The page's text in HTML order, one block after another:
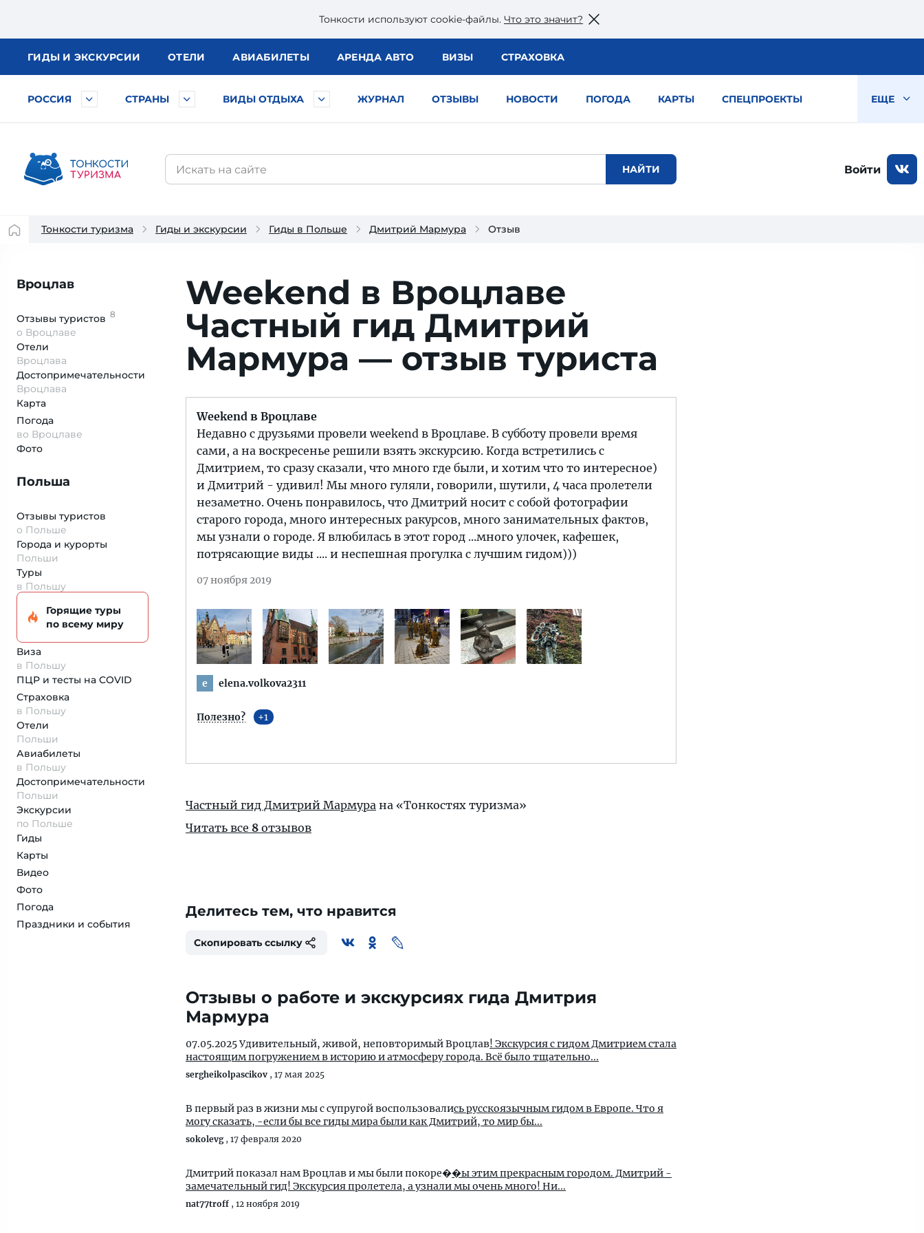
Тонкости используют сookie-файлы. Что это значит?
ГИДЫ И ЭКСКУРСИИ ОТЕЛИ АВИАБИЛЕТЫ АРЕНДА АВТО ВИЗЫ СТРАХОВКА
РОССИЯ СТРАНЫ ВИДЫ ОТДЫХА ЖУРНАЛ ОТЗЫВЫ НОВОСТИ ПОГОДА КАРТЫ СПЕЦПРОЕКТЫ ЕЩЕ
Войти
Тонкости туризма Гиды и экскурсии Гиды в Польше Дмитрий Мармура Отзыв
Вроцлав
Отзывы туристов 8
о Вроцлаве
Отели
Вроцлава
Достопримеча­тельности
Вроцлава
Карта
Погода
во Вроцлаве
Фото
Польша
Отзывы туристов
о Польше
Города и курорты
Польши
Туры
в Польшу
Горящие туры
по всему миру
Виза
в Польшу
ПЦР и тесты на COVID
Страховка
в Польшу
Отели
Польши
Авиабилеты
в Польшу
Достопримеча­тельности
Польши
Экскурсии
по Польше
Гиды
Карты
Видео
Фото
Погода
Праздники и события
Weekend в Вроцлаве
Частный гид Дмитрий
Мармура — отзыв туриста
Weekend в Вроцлаве
Недавно с друзьями провели weekend в Вроцлаве. В субботу провели время
сами, а на воскресенье решили взять экскурсию. Когда встретились с
Дмитрием, то сразу сказали, что много где были, и хотим что то интересное)
и Дмитрий - удивил! Мы много гуляли, говорили, шутили, 4 часа пролетели
незаметно. Очень понравилось, что Дмитрий носит с собой фотографии
старого города, много интересных ракурсов, много занимательных фактов,
мы узнали о городе. Я влюбилась в этот город ...много улочек, кафешек,
потрясающие виды .... и неспешная прогулка с лучшим гидом)))
07 ноября 2019
e elena.volkova2311
Полезно? 1
Частный гид Дмитрий Мармура на «Тонкостях туризма»
Читать все 8 отзывов
Делитесь тем, что нравится
Скопировать ссылку
Отзывы о работе и экскурсиях гида Дмитрия
Мармура
07.05.2025 Удивительный, живой, неповторимый Вроцлав! Экскурсия с гидом Дмитрием стала
настоящим погружением в историю и атмосферу города. Всё было тщательно...
sergheikolpascikov , 17 мая 2025
В первый раз в жизни мы с супругой воспользовались русскоязычным гидом в Европе. Что я
могу сказать, -если бы все гиды мира были как Дмитрий, то мир бы...
sokolevg, 17 февраля 2020
Дмитрий показал нам Вроцлав и мы были покоре��ы этим прекрасным городом. Дмитрий -
замечательный гид! Экскурсия пролетела, а узнали мы очень много! Ни...
nat77troff , 12 ноября 2019